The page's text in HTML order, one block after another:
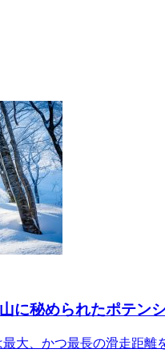
に秘められたポテ
大、かつ最長の滑走距離